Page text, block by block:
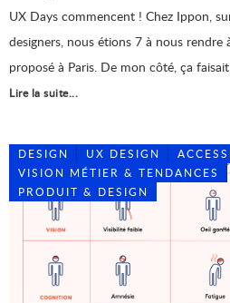
UX Days commencent ! Chez Ippon,
designers, nous étions 7 à nous
proposé à Paris. De mon côté, ça
Lire la suite...
DESIGN UX DESIGN
VISION MÉTIER & TENDANCES
PRODUIT & DESIGN